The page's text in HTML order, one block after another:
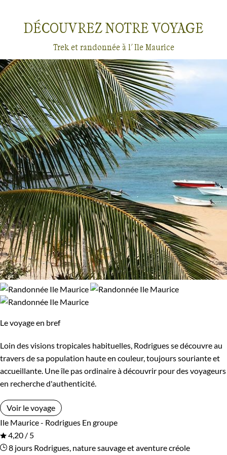
Dernières minutesIle Maurice
61% de satisfaction(18 avis)
avons le voyage qu'il vous faut.
Nos offres de dernières minutes comprennent des treks
inoubliables, des randonnées dans des lieux emblématiques
et des croisières exploratoires. Imaginez-vous parcourant les
sentiers escarpés du GR20 en Corse, ou naviguant parmi les
glaciers du Spitzberg. Peut-être préférez-vous une expérience
plus puissante, comme gravir les pentes du Kilimandjaro ou
simplement explorer les volcans d'Auvergne.
Chaque voyage est soigneusement organisé pour vous offrir
une expérience authentique et enrichissante. Profitez-en
pour découvrir des destinations spectaculaires et vivre des
moments uniques.
DÉCOUVREZ NOTREVOYAGE
Trek et randonnée à l' Ile Maurice
Le voyage en bref
Loin des visions tropicales habituelles, Rodrigues se découvre au
travers de sa population haute en couleur, toujours souriante et
accueillante. Une île pas ordinaire à découvrir pour des voyageurs
en recherche d'authenticité.
Voir le voyage
Ile Maurice - Rodrigues En groupe
4,20 / 5
8 jours Rodrigues, nature sauvage et aventure créole